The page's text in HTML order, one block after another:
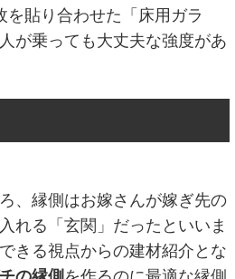
を貼り合わせた「床用ガラ
が乗っても大丈夫な強度があ
、縁側はお嫁さんが嫁ぎ先の
れる「玄関」だったといいま
きる視点からの建材紹介とな